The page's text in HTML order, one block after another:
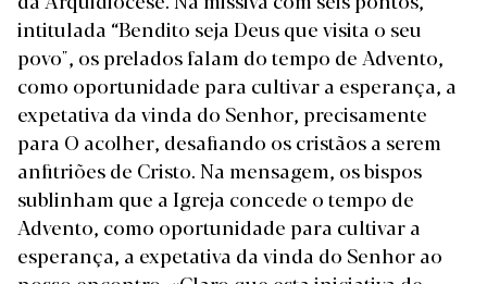
intitulada “Bendito seja Deus que visita o seu
povo", os prelados falam do tempo de Advento,
como oportunidade para cultivar a esperança, a
expetativa da vinda do Senhor, precisamente
para O acolher, desafiando os cristãos a serem
anfitriões de Cristo. Na mensagem, os bispos
sublinham que a Igreja concede o tempo de
Advento, como oportunidade para cultivar a
esperança, a expetativa da vinda do Senhor ao